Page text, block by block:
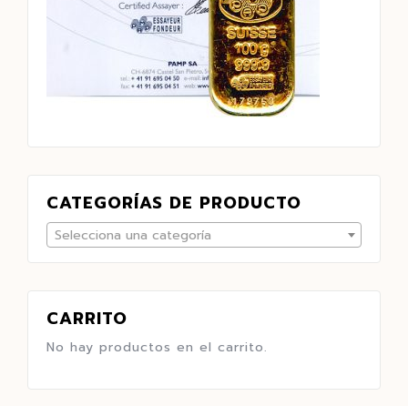
CATEGORÍAS DE PRODUCTO
Selecciona una categoría
CARRITO
No hay productos en el carrito.